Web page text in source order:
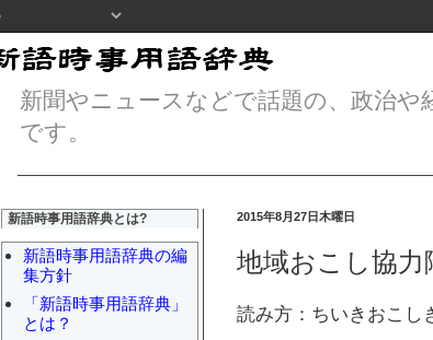
新聞やニュースなどで話題の、政治や
です。
2015年8月27日木曜日
地域おこし協力
読み方：ちいきおこし
新語時事用語辞典とは?
新語時事用語辞典の編
集方針
「新語時事用語辞典」
とは？